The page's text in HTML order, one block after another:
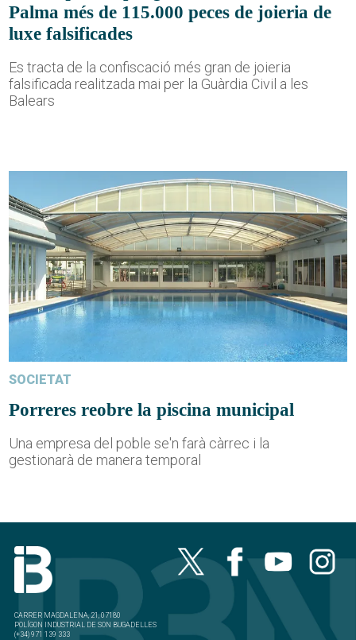
Palma més de 115.000 peces de joieria de
luxe falsificades
Es tracta de la confiscació més gran de joieria
falsificada realitzada mai per la Guàrdia Civil a les
Balears
SOCIETAT
Porreres reobre la piscina municipal
Una empresa del poble se'n farà càrrec i la
gestionarà de manera temporal
CARRER MAGDALENA, 21, 07180
POLÍGON INDUSTRIAL DE SON BUGADELLES
(+34) 971 139 333